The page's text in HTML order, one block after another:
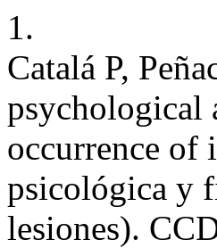
1.
Catalá P,
psychological
occurrence of
psicológica y
lesiones).